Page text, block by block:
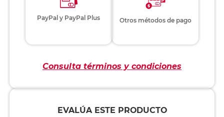
PayPal y PayPal Plus Otros métodos de pago
Consulta términos y condiciones
EVALÚA ESTE PRODUCTO